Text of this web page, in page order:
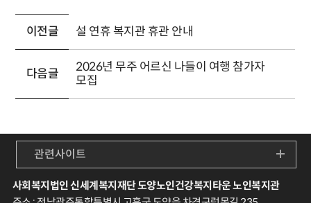
이전글 설 연휴 복지관 휴관 안내
다음글
2026년 무주 어르신 나들이 여행 참가자
모집
사회복지법인 신세계복지재단 도양노인건강복지타운 노인복지관
관련사이트